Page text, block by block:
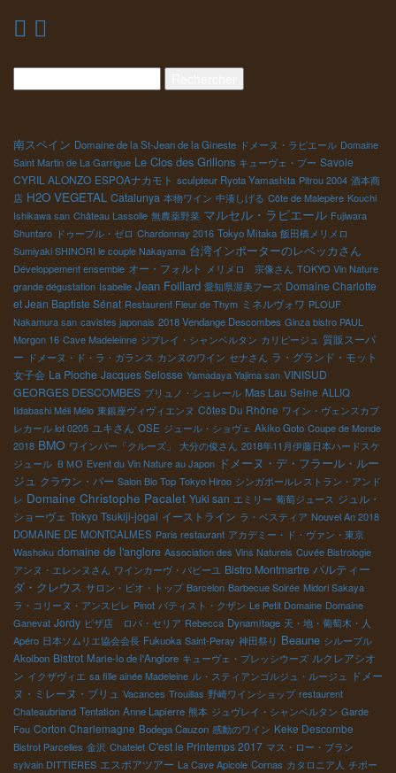
南スペイン Domaine de la St-Jean de la Gineste ドメーヌ・ラピエール Domaine
Saint Martin de La Garrigue Le Clos des Grillons キューヴェ・ブー Savoie
CYRIL ALONZO ESPOAナカモト sculpteur Ryota Yamashita Pitrou 2004 酒本商
店 H2O VEGETAL Catalunya 本物ワイン 中湊しげる Côte de Malepère Kouchi
Ishikawa san Château Lassolle 無農薬野菜 マルセル・ラピエール Fujiwara
Shuntaro ドゥーブル・ゼロ Chardonnay 2016 Tokyo Mitaka 飯田橋メリメロ
Sumiyaki SHINORI le couple Nakayama 台湾インポーターのレベッカさん
Développement ensemble オー・フォルト メリメロ 宗像さん TOKYO Vin Nature
grande dégustation Isabelle Jean Foillard 愛知県渥美フーズ Domaine Charlotte
et Jean Baptiste Sénat Restaurent Fleur de Thym ミネルヴォワ PLOUF
Nakamura san cavistes japonais 2018 Vendange Descombes Ginza bistro PAUL
Morgon 16 Cave Madeleinne ジブレイ・シャンベルタン カリピージュ 質販スーパ
ー ドメーヌ・ド・ラ・ガランス カンヌのワイン セナさん ラ・グランド・モット
女子会 La Pioche Jacques Selosse Yamadaya Yajima san VINISUD
GEORGES DESCOMBES ブリュノ・シュレール Mas Lau Seine ALLIQ
Iidabashi Méli Mélo 東銀座ヴィヴィエンヌ Côtes Du Rhône ワイン・ヴェンスカブ
レカール lot 0205 ユキさん OSE ジュール・ショヴェ Akiko Goto Coupe de Monde
2018 BMO ワインバー「クルーズ」 大分の俊さん 2018年11月伊藤日本ハードスケ
ジュール ＢＭО Event du Vin Nature au Japon ドメーヌ・デ・フラール・ルー
ジュ クラウン・バー Salon Bio Top Tokyo Hiroo シンガポールレストラン・アンド
レ Domaine Christophe Pacalet Yuki san エミリー 葡萄ジュース ジュル・
ショーヴェ Tokyo Tsukiji-jogai イーストライン ラ・ベスティア Nouvel An 2018
DOMAINE DE MONTCALMES Paris restaurant アカデミー・ド・ヴァン・東京
Washoku domaine de l'anglore Association des Vins Naturels Cuvée Bistrologie
アンヌ・エレンヌさん ワインカーヴ・パピーユ Bistro Montmartre パルティー
ダ・クレウス サロン・ビオ・トップ Barcelon Barbecue Soirée Midori Sakaya
ラ・コリーヌ・アンスピレ Pinot バティスト・クザン Le Petit Domaine Domaine
Ganevat Jordy ピザ店 ロバ・セリア Rebecca Dynamitage 天・地・葡萄木・人
Apéro 日本ソムリエ協会会長 Fukuoka Saint-Peray 神田祭り Beaune シルーブル
Akoibon Bistrot Marie-lo de l'Anglore キューヴェ・プレッシウーズ ルクレアシオ
ン イクザヴィエ sa fille ainée Madeleine ル・スティアンゴルジュ・ルージュ
ドメー
ヌ・ミレーヌ・ブリュ Vacances Trouillas 野崎ワインショップ restaurent
Chateaubriand Tentation Anne Lapierre 熊本 ジュヴレイ・シャンベルタン Garde
Fou Corton Charlemagne Bodega Cauzon 感動のワイン Keke Descombe
Bistrot Parcelles 金沢 Chatelet C'est le Printemps 2017 マス・ロー・ブラン
sylvain DITTIERES エスポアツアー La Cave Apicole Cornas カタロニア人 チボー